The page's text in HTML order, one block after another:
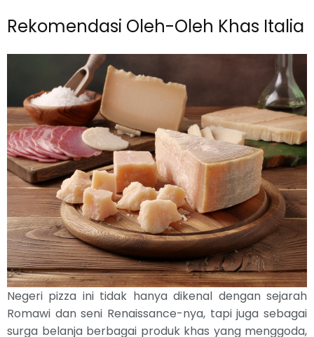
Rekomendasi Oleh-Oleh Khas Italia
Negeri pizza ini tidak hanya dikenal dengan sejarah
Romawi dan seni Renaissance-nya, tapi juga sebagai
surga belanja berbagai produk khas yang menggoda,